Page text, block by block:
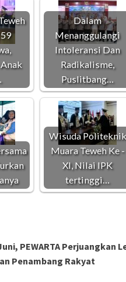
Dalam
Menanggulangi
Intoleransi Dan
Radikalisme,
Puslitbang…
Wisuda Politeknik
Muara Teweh Ke -
Xl, Nilai IPK
tertinggi…
PEWARTA Perjuangkan
Penambang Rakyat